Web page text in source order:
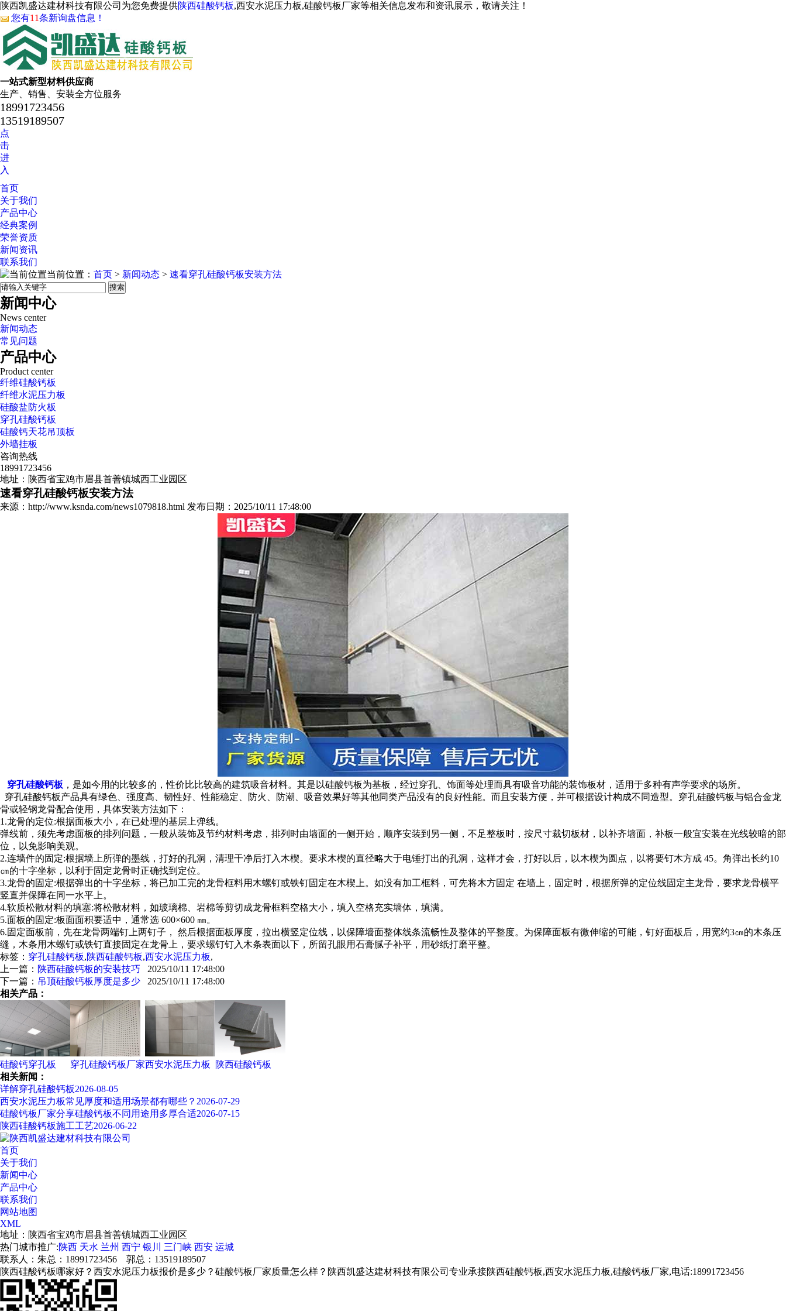
陕西凯盛达建材科技有限公司为您免费提供陕西硅酸钙板,西安水泥压力板,硅酸钙板厂家等相关信息发布和资讯展示，敬请关注！
您有11条新询盘信息！
一站式新型材料供应商
生产、销售、安装全方位服务
18991723456
13519189507
点
击
进
入
首页
关于我们
产品中心
经典案例
荣誉资质
新闻资讯
联系我们
当前位置： 首页 > 新闻动态 > 速看穿孔硅酸钙板安装方法
搜索
新闻中心
News center
新闻动态
常见问题
产品中心
Product center
纤维硅酸钙板
纤维水泥压力板
硅酸盐防火板
穿孔硅酸钙板
硅酸钙天花吊顶板
外墙挂板
咨询热线
18991723456
地址：陕西省宝鸡市眉县首善镇城西工业园区
速看穿孔硅酸钙板安装方法
来源：http://www.ksnda.com/news1079818.html 发布日期：2025/10/11 17:48:00
穿孔硅酸钙板 ，是如今用的比较多的，性价比比较高的建筑吸音材料。其是以硅酸钙板为基板，经过穿孔、饰面等处理而具有吸音功能的装饰板材，适用于多种有声学要求的场所。
穿孔硅酸钙板产品具有绿色、强度高、韧性好、性能稳定、防火、防潮、吸音效果好等其他同类产品没有的良好性能。而且安装方便，并可根据设计构成不同造型。穿孔硅酸钙板与铝合金龙
骨或轻钢龙骨配合使用，具体安装方法如下：
1.龙骨的定位:根据面板大小，在已处理的基层上弹线。
弹线前，须先考虑面板的排列问题，一般从装饰及节约材料考虑，排列时由墙面的一侧开始，顺序安装到另一侧，不足整板时，按尺寸裁切板材，以补齐墙面，补板一般宜安装在光线较暗的部
位，以免影响美观。
2.连墙件的固定:根据墙上所弹的墨线，打好的孔洞，清理干净后打入木楔。要求木楔的直径略大于电锤打出的孔洞，这样才会，打好以后，以木楔为圆点，以将要钉木方成 45。角弹出长约10
㎝的十字坐标，以利于固定龙骨时正确找到定位。
3.龙骨的固定:根据弹出的十字坐标，将已加工完的龙骨框料用木螺钉或铁钉固定在木楔上。如没有加工框料，可先将木方固定 在墙上，固定时，根据所弹的定位线固定主龙骨，要求龙骨横平
竖直并保障在同一水平上。
4.软质松散材料的填塞:将松散材料，如玻璃棉、岩棉等剪切成龙骨框料空格大小，填入空格充实墙体，填满。
5.面板的固定:板面面积要适中，通常选 600×600 ㎜。
6.固定面板前，先在龙骨两端钉上两钉子， 然后根据面板厚度，拉出横竖定位线，以保障墙面整体线条流畅性及整体的平整度。为保障面板有微伸缩的可能，钉好面板后，用宽约3㎝的木条压
缝，木条用木螺钉或铁钉直接固定在龙骨上，要求螺钉钉入木条表面以下，所留孔眼用石膏腻子补平，用砂纸打磨平整。
标签： 穿孔硅酸钙板,陕西硅酸钙板,西安水泥压力板,
上一篇： 陕西硅酸钙板的安装技巧
2025/10/11 17:48:00
下一篇： 吊顶硅酸钙板厚度是多少
2025/10/11 17:48:00
相关产品：
硅酸钙穿孔板 穿孔硅酸钙板厂家西安水泥压力板
陕西硅酸钙板
相关新闻：
详解穿孔硅酸钙板2026-08-05
西安水泥压力板常见厚度和适用场景都有哪些？ 2026-07-29
硅酸钙板厂家分享硅酸钙板不同用途用多厚合适2026-07-15
陕西硅酸钙板施工工艺2026-06-22
首页
关于我们
新闻中心
产品中心
联系我们
网站地图
XML
地址：陕西省宝鸡市眉县首善镇城西工业园区
热门城市推广:陕西 天水 兰州 西宁 银川 三门峡 西安 运城
联系人：朱总：18991723456 郭总：13519189507
陕西硅酸钙板哪家好？西安水泥压力板报价是多少？硅酸钙板厂家质量怎么样？陕西凯盛达建材科技有限公司专业承接陕西硅酸钙板,西安水泥压力板,硅酸钙板厂家,电话:18991723456